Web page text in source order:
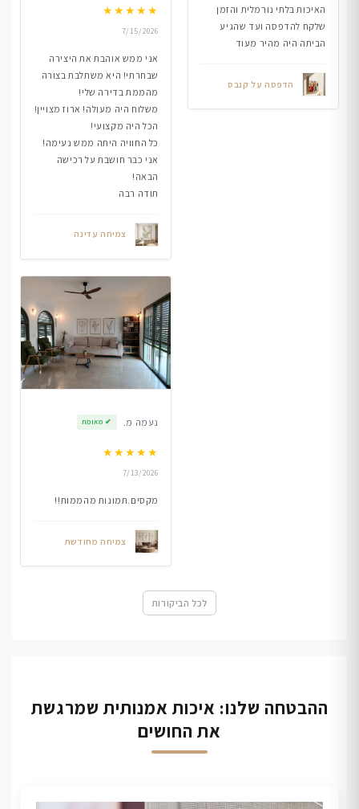
האיכות בלתי נורמלית והזמן
שלקח להדפסה ועד שהגיע
הביתה היה מהיר מעוד
הדפסה על קנבס
★★★★★
7/15/2026
אני ממש אוהבת את היצירה
שבחרתי! היא משתלבת בצורה
מהממת בדירה שלי!
משלוח היה מעולה! ארוז מצויין!
הכל היה מקצועי!
כל החוויה היתה ממש נעימה!
אני כבר חושבת על רכישה
הבאה!
תודה רבה
צמיחה עדינה
נעמה מ. ✔ מאומת
★★★★★
7/13/2026
מקסים.תמונות מהממות!!
צמיחה מחודשת
לכל הביקורות
ההבטחה שלנו: איכות אמנותית שמרגשת
את החושים